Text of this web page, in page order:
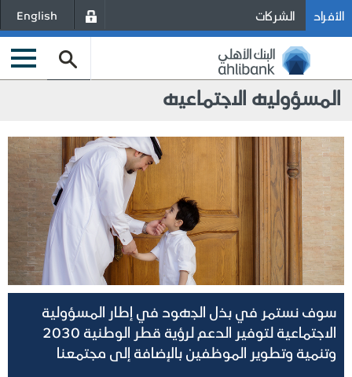
الأفراد الشركات English
المسؤوليه الاجتماعيه
سوف نستمر في بذل الجهود في إطار المسؤولية
الاجتماعية لتوفير الدعم لرؤية قطر الوطنية 2030
وتنمية وتطوير الموظفين بالإضافة إلى مجتمعنا